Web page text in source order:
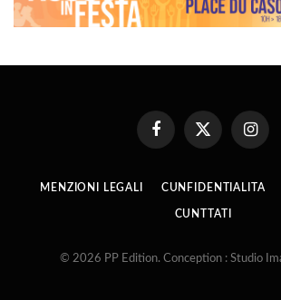
FacebookX
MENZIONI LEGALI CUNFIDENTIALITA
CUNTTATI
© 2026 PP Edition. Conception : Studio